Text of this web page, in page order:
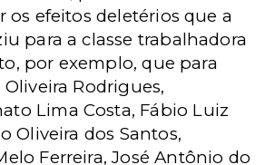
os efeitos deletérios que a
para a classe trabalhadora
por exemplo, que para
Rodrigues,
Lima Costa, Fábio Luiz
Oliveira dos Santos,
Ferreira, José Antônio do